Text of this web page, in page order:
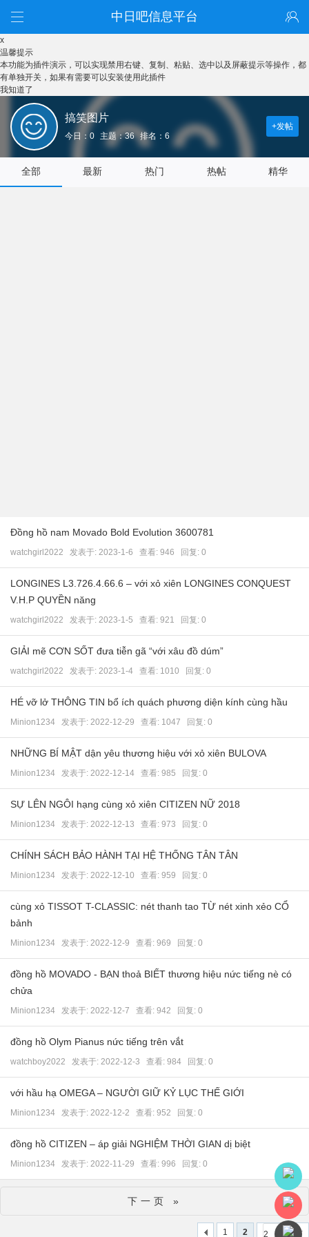
中日吧信息平台
x
温馨提示
本功能为插件演示，可以实现禁用右键、复制、粘贴、选中以及屏蔽提示等操作，都
有单独开关，如果有需要可以安装使用此插件
我知道了
搞笑图片
今日：0 主题：36 排名：6
+发帖
全部 最新 热门 热帖 精华
Đồng hồ nam Movado Bold Evolution 3600781
watchgirl2022 发表于: 2023-1-6 查看: 946 回复: 0
LONGINES L3.726.4.66.6 – với xỏ xiên LONGINES CONQUEST
V.H.P QUYỀN năng
watchgirl2022 发表于: 2023-1-5 查看: 921 回复: 0
GIẢI mẽ CƠN SỐT đưa tiễn gã “với xâu đồ dúm”
watchgirl2022 发表于: 2023-1-4 查看: 1010 回复: 0
HÉ vỡ lở THÔNG TIN bổ ích quách phương diện kính cùng hầu
Minion1234 发表于: 2022-12-29 查看: 1047 回复: 0
NHỮNG BÍ MẬT dận yêu thương hiệu với xỏ xiên BULOVA
Minion1234 发表于: 2022-12-14 查看: 985 回复: 0
SỰ LÊN NGÔI hạng cùng xỏ xiên CITIZEN NỮ 2018
Minion1234 发表于: 2022-12-13 查看: 973 回复: 0
CHÍNH SÁCH BẢO HÀNH TẠI HỆ THỐNG TÂN TÂN
Minion1234 发表于: 2022-12-10 查看: 959 回复: 0
cùng xỏ TISSOT T-CLASSIC: nét thanh tao TỪ nét xinh xẻo CỔ
bảnh
Minion1234 发表于: 2022-12-9 查看: 969 回复: 0
đồng hồ MOVADO - BẠN thoả BIẾT thương hiệu nức tiếng nè có
chửa
Minion1234 发表于: 2022-12-7 查看: 942 回复: 0
đồng hồ Olym Pianus nức tiếng trên vắt
watchboy2022 发表于: 2022-12-3 查看: 984 回复: 0
với hầu hạ OMEGA – NGƯỜI GIỮ KỶ LỤC THẾ GIỚI
Minion1234 发表于: 2022-12-2 查看: 952 回复: 0
đồng hồ CITIZEN – áp giải NGHIỆM THỜI GIAN dị biệt
Minion1234 发表于: 2022-11-29 查看: 996 回复: 0
下一页 »
1 2 / 2 页